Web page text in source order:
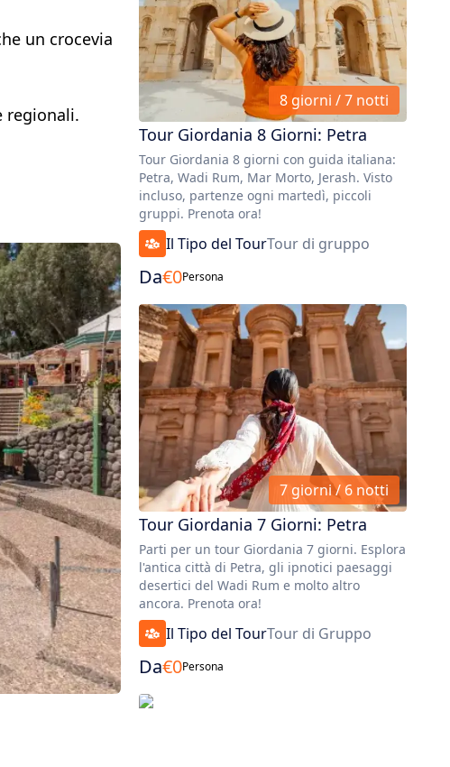
un crocevia
regionali.
8 giorni / 7 notti
Tour Giordania 8 Giorni: Petra
Tour Giordania 8 giorni con guida italiana:
Petra, Wadi Rum, Mar Morto, Jerash. Visto
incluso, partenze ogni martedì, piccoli
gruppi. Prenota ora!
Il Tipo del TourTour di gruppo
Da€0Persona
7 giorni / 6 notti
Tour Giordania 7 Giorni: Petra
Parti per un tour Giordania 7 giorni. Esplora
l'antica città di Petra, gli ipnotici paesaggi
desertici del Wadi Rum e molto altro
ancora. Prenota ora!
Il Tipo del TourTour di Gruppo
Da€0Persona